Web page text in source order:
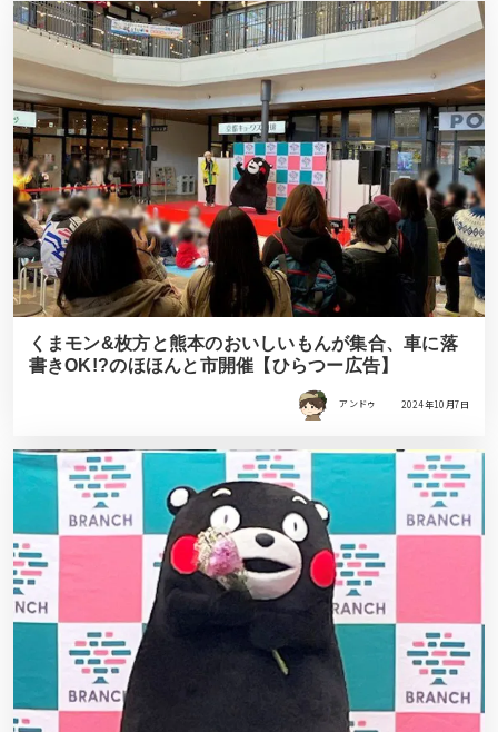
くまモン&枚方と熊本のおいしいもんが集合、車に落
書きOK!?のほほんと市開催【ひらつー広告】
アンドゥ 2024年10月7日